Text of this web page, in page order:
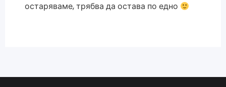
остаряваме, трябва да остава по едно